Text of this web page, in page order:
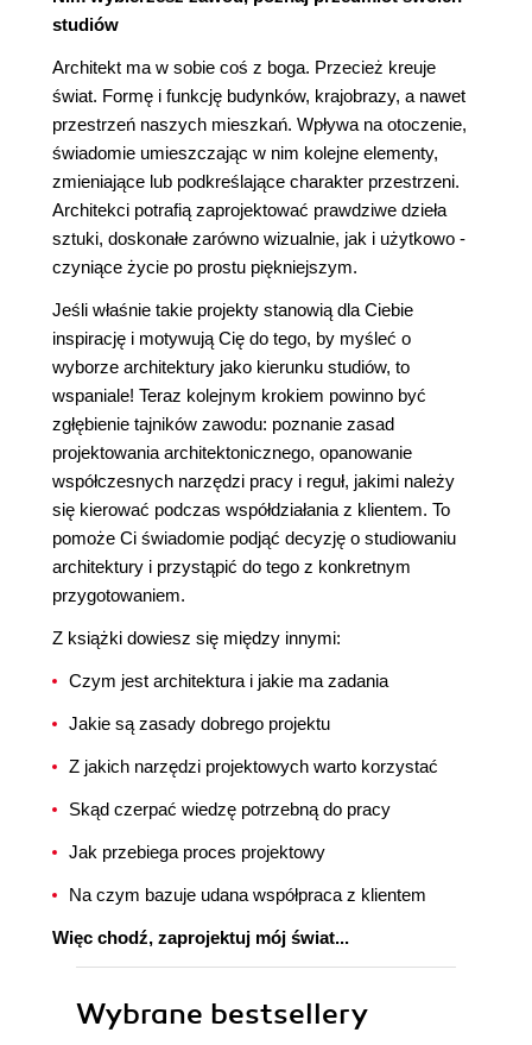
studiów
Architekt ma w sobie coś z boga. Przecież kreuje
świat. Formę i funkcję budynków, krajobrazy, a nawet
przestrzeń naszych mieszkań. Wpływa na otoczenie,
świadomie umieszczając w nim kolejne elementy,
zmieniające lub podkreślające charakter przestrzeni.
Architekci potrafią zaprojektować prawdziwe dzieła
sztuki, doskonałe zarówno wizualnie, jak i użytkowo -
czyniące życie po prostu piękniejszym.
Jeśli właśnie takie projekty stanowią dla Ciebie
inspirację i motywują Cię do tego, by myśleć o
wyborze architektury jako kierunku studiów, to
wspaniale! Teraz kolejnym krokiem powinno być
zgłębienie tajników zawodu: poznanie zasad
projektowania architektonicznego, opanowanie
współczesnych narzędzi pracy i reguł, jakimi należy
się kierować podczas współdziałania z klientem. To
pomoże Ci świadomie podjąć decyzję o studiowaniu
architektury i przystąpić do tego z konkretnym
przygotowaniem.
Z książki dowiesz się między innymi:
Czym jest architektura i jakie ma zadania
Jakie są zasady dobrego projektu
Z jakich narzędzi projektowych warto korzystać
Skąd czerpać wiedzę potrzebną do pracy
Jak przebiega proces projektowy
Na czym bazuje udana współpraca z klientem
Więc chodź, zaprojektuj mój świat...
Wybrane bestsellery